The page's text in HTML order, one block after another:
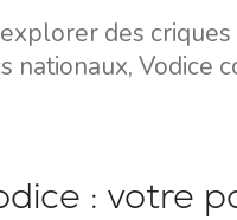
des
nationaux, Vodice
: votre